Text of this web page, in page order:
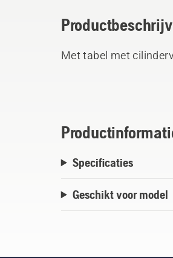
Met tabel met
Specificaties
Geschikt voor model